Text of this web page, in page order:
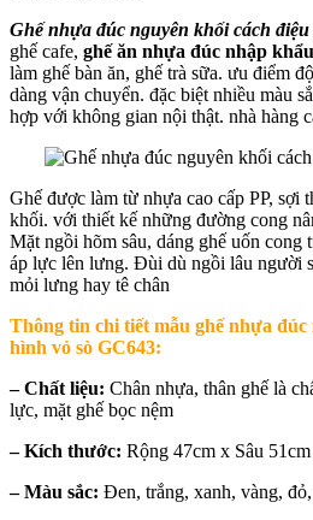
Ghế nhựa đúc nguyên khối cách
ghế cafe, ghế ăn nhựa đúc nhập
làm ghế bàn ăn, ghế trà sữa. ưu điểm
dàng vận chuyển. đặc biệt nhiều màu
hợp với không gian nội thật. nhà hàng
Ghế được làm từ nhựa cao cấp PP, sợi
khối. với thiết kế những đường cong
Mặt ngồi hõm sâu, dáng ghế uốn cong
áp lực lên lưng. Đùi dù ngồi lâu người
mỏi lưng hay tê chân
Thông tin chi tiết mẫu ghế nhựa đúc
hình vỏ sò GC643:
– Chất liệu: Chân nhựa, thân ghế là
lực, mặt ghế bọc nệm
– Kích thước: Rộng 47cm x Sâu
– Màu sắc: Đen, trắng, xanh, vàng,